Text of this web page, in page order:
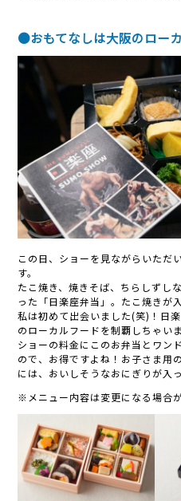
●おもてなしは大阪のロー
この日、ショーを見ながらいただ
す。
たこ焼き、焼きそば、ちらしずし
った「日楽座弁当」。たこ焼きが
私は初めて出会いました(笑)！日
のローカルフードを制覇しちゃい
ショーの料金にこのお弁当とワン
ので、お得ですよね！お子さま用
には、おいしそうなおにぎりが入
※メニュー内容は変更になる場合が